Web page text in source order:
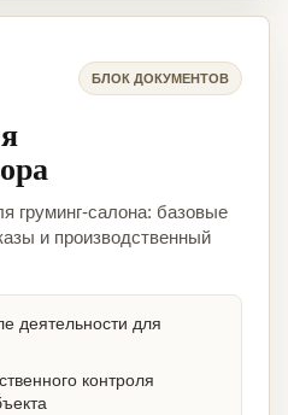
БЛОК ДОКУМЕНТОВ
груминг-салона: базовые
и производственный
деятельности для
контроля